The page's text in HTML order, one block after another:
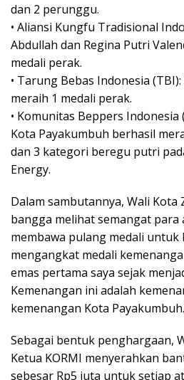
dan 2 perunggu.
• Aliansi Kungfu Tradisional
Abdullah dan Regina Putri
medali perak.
• Tarung Bebas Indonesia
meraih 1 medali perak.
• Komunitas Beppers
Kota Payakumbuh berhasil
dan 3 kategori beregu putri
Energy.
Dalam sambutannya, Wali Kota
bangga melihat semangat para
membawa pulang medali untuk
mengangkat medali
emas pertama saya sejak
Kemenangan ini adalah
kemenangan Kota
Sebagai bentuk penghargaan,
Ketua KORMI menyerahkan
sebesar Rp5 juta untuk setiap